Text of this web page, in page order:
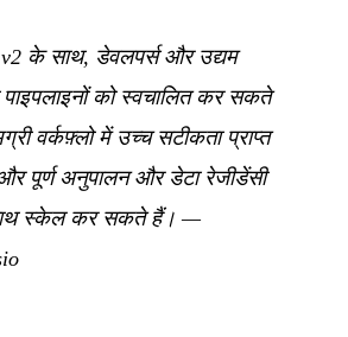
के साथ, डेवलपर्स और उद्यम
को स्वचालित कर सकते
वर्कफ़्लो में उच्च सटीकता प्राप्त
पूर्ण अनुपालन और डेटा रेजीडेंसी
स्केल कर सकते हैं। —